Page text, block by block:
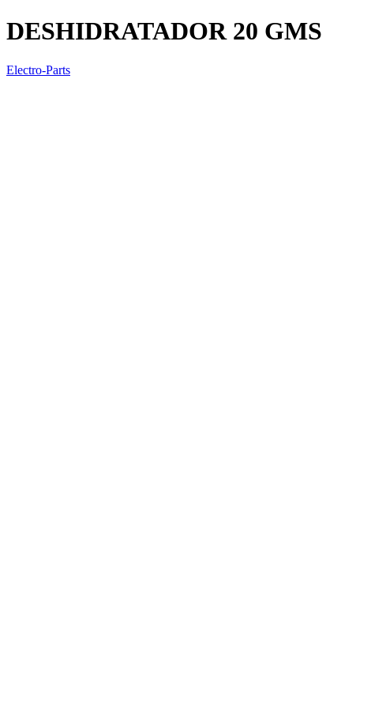
DESHIDRATADOR 20 GMS
Electro-Parts